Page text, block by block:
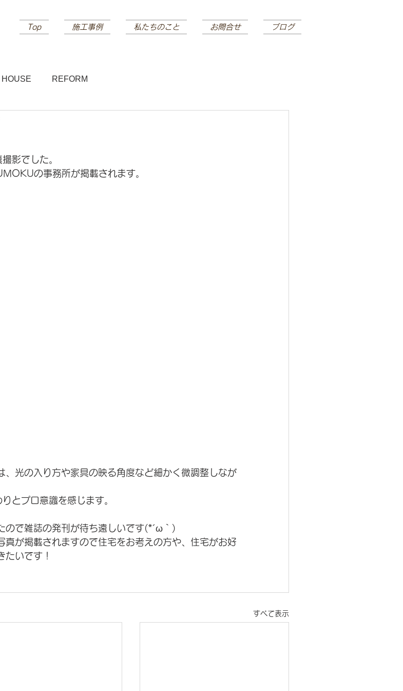
Top 施工事例 私たちのこと お問合せ ブログ
HOUSE REFORM
撮影でした。
の事務所が掲載されます。
、光の入り方や家具の映る角度など細かく微調整しなが
とプロ意識を感じます。
ので雑誌の発刊が待ち遠しいです(*´ω｀)
真が掲載されますので住宅をお考えの方や、住宅がお好
たいです！
すべて表示